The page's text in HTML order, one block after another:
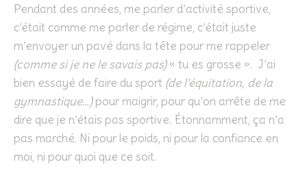
Pendant des années, me parler d’activité sportive,
c’était comme me parler de régime, c’était juste
m’envoyer un pavé dans la tête pour me rappeler
(comme si je ne le savais pas)« tu es grosse ». J’ai
bien essayé de faire du sport (de l’équitation, de la
gymnastique…)pour maigrir, pour qu’on arrête de me
dire que je n’étais pas sportive. Étonnamment, ça n’a
pas marché. Ni pour le poids, ni pour la confiance en
moi, ni pour quoi que ce soit.